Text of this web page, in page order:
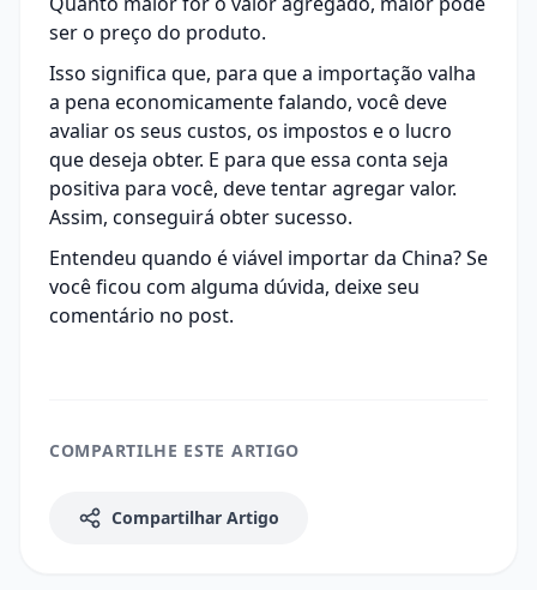
ser o preço do produto.
Isso significa que, para que a importação valha
a pena economicamente falando, você deve
avaliar os seus custos, os impostos e o lucro
que deseja obter. E para que essa conta seja
positiva para você, deve tentar agregar valor.
Assim, conseguirá obter sucesso.
Entendeu quando é viável importar da China? Se
você ficou com alguma dúvida, deixe seu
comentário no post.
COMPARTILHE ESTE ARTIGO
Compartilhar Artigo